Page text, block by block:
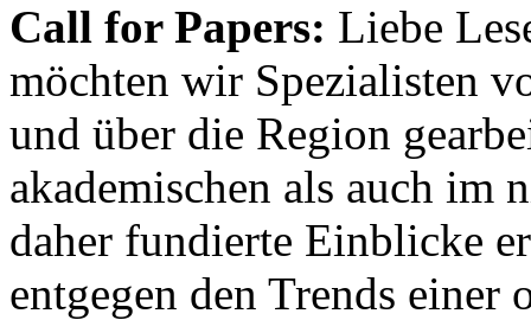
Call for Papers: Liebe
möchten wir Spezialisten
und über die Region
akademischen als auch im
daher fundierte Einblicke
entgegen den Trends einer